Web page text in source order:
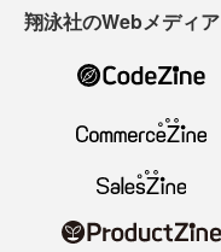
翔泳社のWebメディア